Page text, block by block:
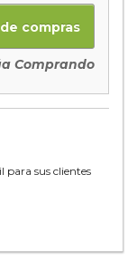
Comprando
para sus clientes